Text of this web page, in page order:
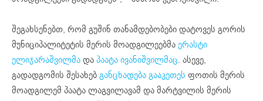
შეგახსენებთ, რომ გუშინ თანამდებობები დატოვეს გორის
მუნიციპალიტეტის მერის მოადგილეებმაერასტი
ელიჯარაშვილმადაპაატა ივანიშვილმაც. ასევე,
გადადგომის შესახებგანცხადება გააკეთეს ფოთის მერის
მოადგილემ პაატა ლაგვილავამ და მარტვილის მერის